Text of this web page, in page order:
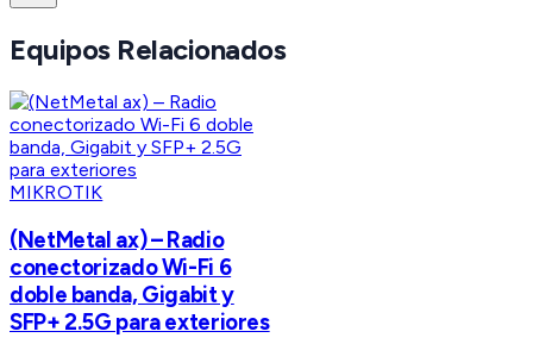
Equipos Relacionados
MIKROTIK
(NetMetal ax) – Radio
conectorizado Wi-Fi 6
doble banda, Gigabit y
SFP+ 2.5G para exteriores